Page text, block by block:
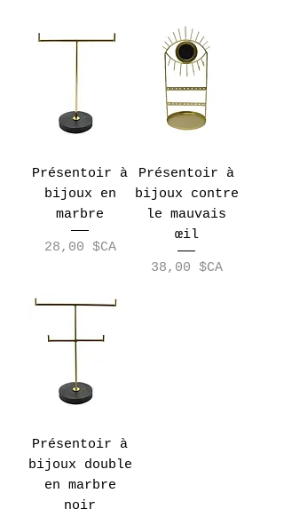
Présentoir à
bijoux en
marbre
Prix
28,00 $CA
Présentoir à
bijoux contre
le mauvais
œil
Prix
38,00 $CA
Présentoir à
bijoux double
en marbre
noir